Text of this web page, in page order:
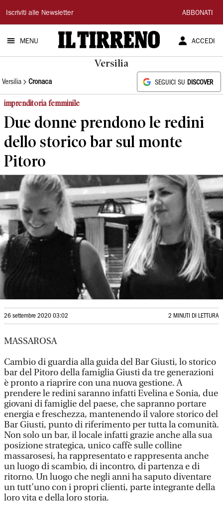
Il
Tirreno
Iscriviti alle Newsletter ABBONATI
MENU ACCEDI
Versilia
Versilia Cronaca SEGUICI SU DISCOVER
imprenditoria femminile
Due donne prendono le redini
dello storico bar sul monte
Pitoro
26 settembre 2020 03:02 2 MINUTI DI LETTURA
MASSAROSA
Cambio di guardia alla guida del Bar Giusti, lo storico
bar del Pitoro della famiglia Giusti da tre generazioni
è pronto a riaprire con una nuova gestione. A
prendere le redini saranno infatti Evelina e Sonia, due
giovani di famiglie del paese, che sapranno portare
energia e freschezza, mantenendo il valore storico del
Bar Giusti, punto di riferimento per tutta la comunità.
Non solo un bar, il locale infatti grazie anche alla sua
posizione strategica, unico caffè sulle colline
massarosesi, ha rappresentato e rappresenta anche
un luogo di scambio, di incontro, di partenza e di
ritorno. Un luogo che negli anni ha saputo diventare
un tutt’uno con i propri clienti, parte integrante della
loro vita e della loro storia.